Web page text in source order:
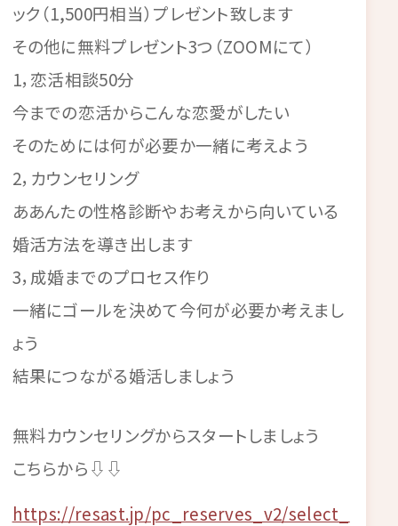
ック（1,500円相当）プレゼント致します
その他に無料プレゼント3つ（ZOOMにて）
1，恋活相談50分
今までの恋活からこんな恋愛がしたい
そのためには何が必要か一緒に考えよう
2，カウンセリング
ああんたの性格診断やお考えから向いている
婚活方法を導き出します
3，成婚までのプロセス作り
一緒にゴールを決めて今何が必要か考えまし
ょう
結果につながる婚活しましょう
無料カウンセリングからスタートしましょう
こちらから⇩⇩
https://resast.jp/pc_reserves_v2/select_